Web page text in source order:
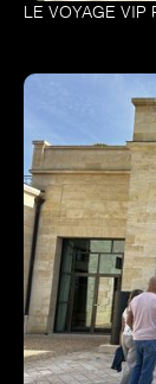
LE VOYAGE VIP